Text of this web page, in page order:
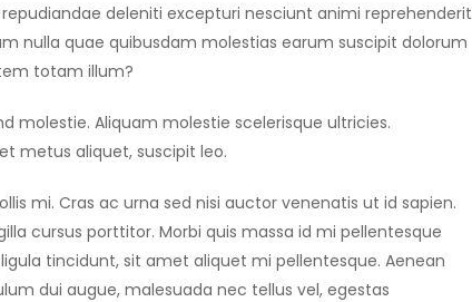
deleniti excepturi nesciunt animi reprehenderit
nulla quae quibusdam molestias earum suscipit dolorum
totam illum?
molestie. Aliquam molestie scelerisque ultricies.
metus aliquet, suscipit leo.
mi. Cras ac urna sed nisi auctor venenatis ut id sapien.
cursus porttitor. Morbi quis massa id mi pellentesque
tincidunt, sit amet aliquet mi pellentesque. Aenean
dui augue, malesuada nec tellus vel, egestas